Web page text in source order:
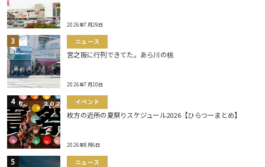
2026年7月29日
ニュース
宮之阪に行列できてた。あら川の桃
2026年7月10日
イベント
枚方の近所の夏祭りスケジュール2026【ひらつーまとめ】
2026年8月6日
ニュース